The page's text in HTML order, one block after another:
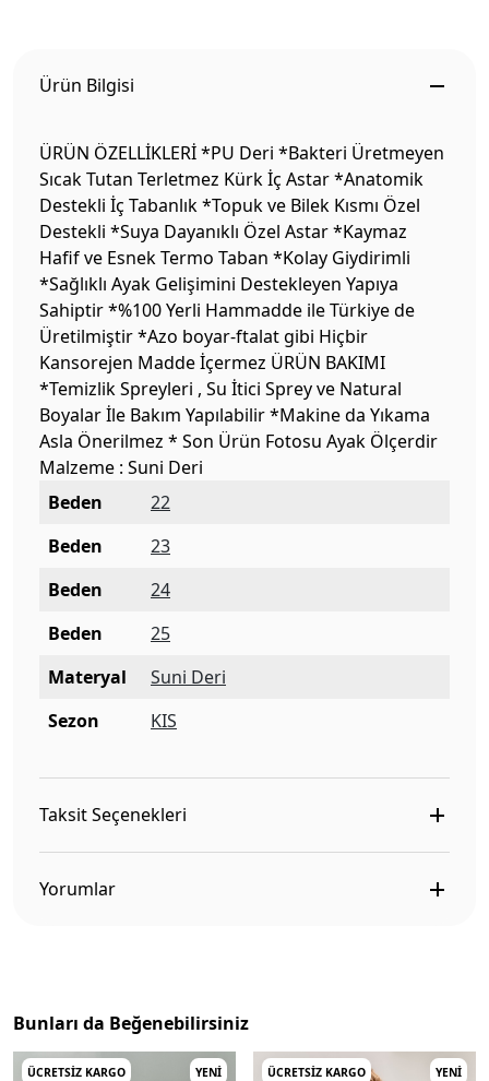
Ürün Bilgisi
ÜRÜN ÖZELLİKLERİ *PU Deri *Bakteri Üretmeyen
Sıcak Tutan Terletmez Kürk İç Astar *Anatomik
Destekli İç Tabanlık *Topuk ve Bilek Kısmı Özel
Destekli *Suya Dayanıklı Özel Astar *Kaymaz
Hafif ve Esnek Termo Taban *Kolay Giydirimli
*Sağlıklı Ayak Gelişimini Destekleyen Yapıya
Sahiptir *%100 Yerli Hammadde ile Türkiye de
Üretilmiştir *Azo boyar-ftalat gibi Hiçbir
Kansorejen Madde İçermez ÜRÜN BAKIMI
*Temizlik Spreyleri , Su İtici Sprey ve Natural
Boyalar İle Bakım Yapılabilir *Makine da Yıkama
Asla Önerilmez * Son Ürün Fotosu Ayak Ölçerdir
Malzeme : Suni Deri
Beden
22
Beden
23
Beden
24
Beden
25
Materyal
Suni Deri
Sezon
KIS
Taksit Seçenekleri
Yorumlar
Bunları da Beğenebilirsiniz
ÜCRETSIZ KARGO YENI ÜCRETSIZ KARGO YENI